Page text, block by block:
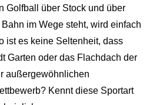
Golfball über Stock und über
im Wege steht, wird einfach
ist es keine Seltenheit, dass
Garten oder das Flachdach der
außergewöhnlichen
Kennt diese Sportart